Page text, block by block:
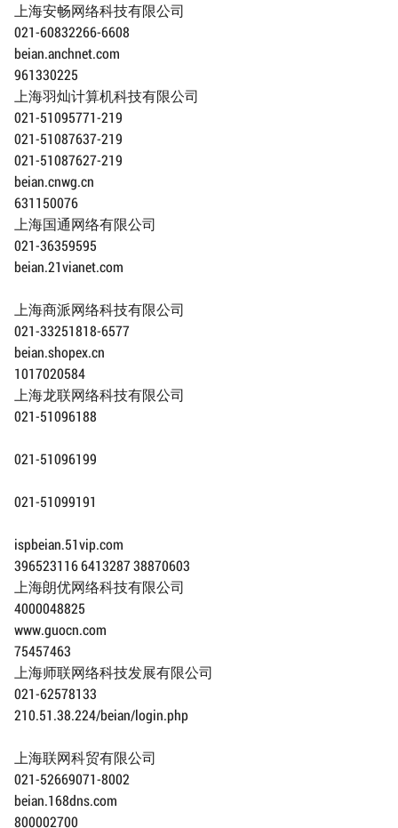
上海安畅网络科技有限公司
021-60832266-6608
beian.anchnet.com
961330225
上海羽灿计算机科技有限公司
021-51095771-219
021-51087637-219
021-51087627-219
beian.cnwg.cn
631150076
上海国通网络有限公司
021-36359595
beian.21vianet.com
上海商派网络科技有限公司
021-33251818-6577
beian.shopex.cn
1017020584
上海龙联网络科技有限公司
021-51096188
021-51096199
021-51099191
ispbeian.51vip.com
396523116 6413287 38870603
上海朗优网络科技有限公司
4000048825
www.guocn.com
75457463
上海师联网络科技发展有限公司
021-62578133
210.51.38.224/beian/login.php
上海联网科贸有限公司
021-52669071-8002
beian.168dns.com
800002700